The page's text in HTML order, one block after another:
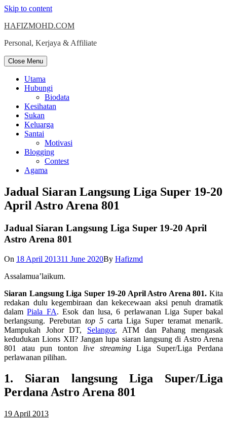
Skip to content
HAFIZMOHD.COM
Personal, Kerjaya & Affiliate
Close Menu
Utama
Hubungi
Biodata
Kesihatan
Sukan
Keluarga
Santai
Motivasi
Blogging
Contest
Agama
Jadual Siaran Langsung Liga Super 19-20
April Astro Arena 801
Jadual Siaran Langsung Liga Super 19-20 April
Astro Arena 801
On 18 April 201311 June 2020By Hafizmd
Assalamua’laikum.
Siaran Langsung Liga Super 19-20 April Astro Arena 801. Kita
redakan dulu kegembiraan dan kekecewaan aksi penuh dramatik
dalamPiala FA. Esok dan lusa, 6 perlawanan Liga Super bakal
berlangsung. Perebutan top 5carta Liga Super teramat menarik.
Mampukah Johor DT, Selangor, ATM dan Pahang mengasak
kedudukan Lions XII? Jangan lupa siaran langsung di Astro Arena
801 atau pun tonton live streamingLiga Super/Liga Perdana
perlawanan pilihan.
1. Siaran langsung Liga Super/Liga
Perdana Astro Arena 801
19 April 2013